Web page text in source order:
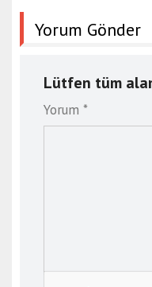
Yorum Gönder
Lütfen tüm
Yorum *